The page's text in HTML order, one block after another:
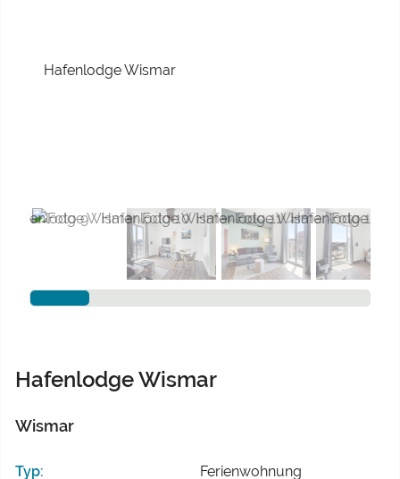
Hafenlodge Wismar
Wismar
Typ:
Ferienwohnung